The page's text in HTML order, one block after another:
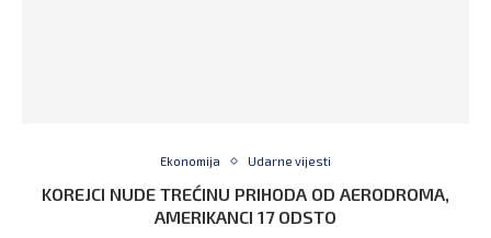
Ekonomija Udarne vijesti
KOREJCI NUDE TREĆINU PRIHODA OD AERODROMA,
AMERIKANCI 17 ODSTO